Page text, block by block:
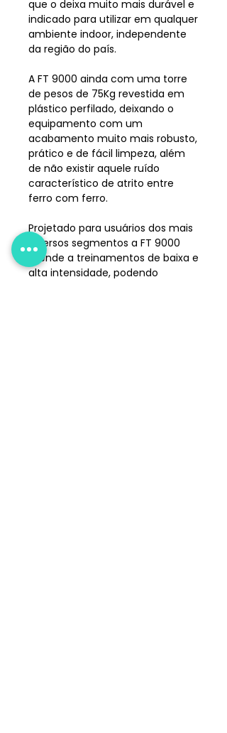
que o deixa muito mais durável e
indicado para utilizar em qualquer
ambiente indoor, independente
da região do país.
A FT 9000 ainda com uma torre
de pesos de 75Kg revestida em
plástico perfilado, deixando o
equipamento com um
acabamento muito mais robusto,
prático e de fácil limpeza, além
de não existir aquele ruído
característico de atrito entre
ferro com ferro.
Projetado para usuários dos mais
diversos segmentos a FT 9000
atende a treinamentos de baixa e
alta intensidade, podendo